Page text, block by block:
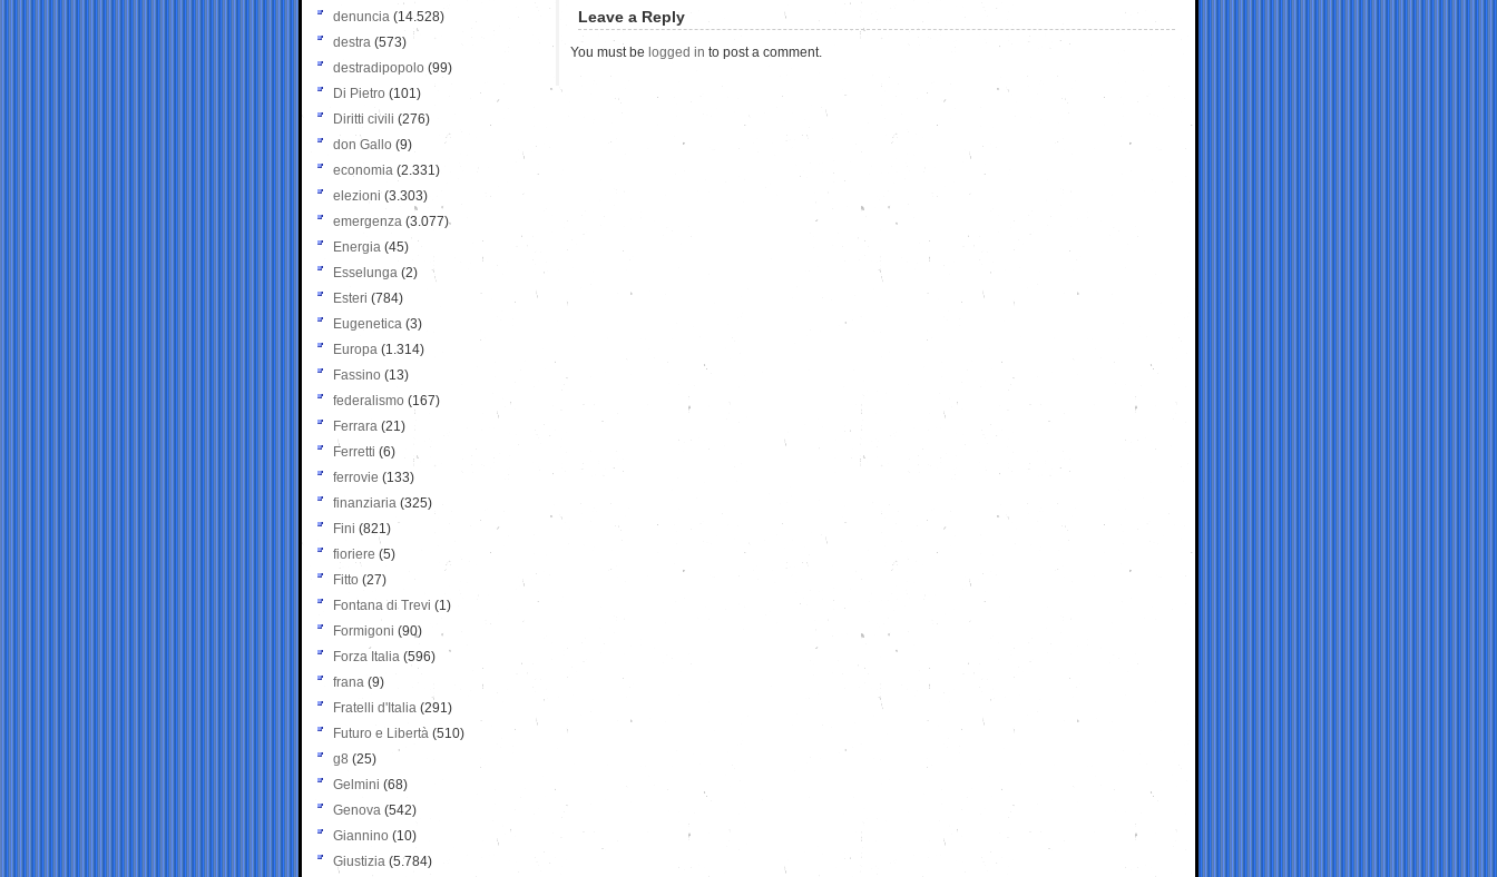
Leave a Reply
You must be logged in to post a comment.
denuncia (14.528)
destra (573)
destradipopolo (99)
Di Pietro (101)
Diritti civili (276)
don Gallo (9)
economia (2.331)
elezioni (3.303)
emergenza (3.077)
Energia (45)
Esselunga (2)
Esteri (784)
Eugenetica (3)
Europa (1.314)
Fassino (13)
federalismo (167)
Ferrara (21)
Ferretti (6)
ferrovie (133)
finanziaria (325)
Fini (821)
fioriere (5)
Fitto (27)
Fontana di Trevi (1)
Formigoni (90)
Forza Italia (596)
frana (9)
Fratelli d'Italia (291)
Futuro e Libertà (510)
g8 (25)
Gelmini (68)
Genova (542)
Giannino (10)
Giustizia (5.784)